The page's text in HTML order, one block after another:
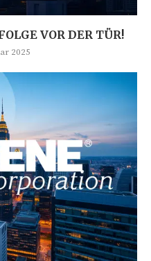
VOR DER TÜR!
2025